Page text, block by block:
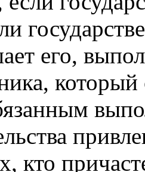
его,
кто